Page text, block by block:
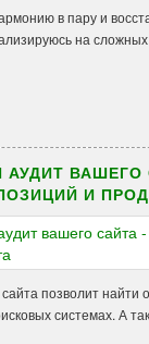
в пару и
на сложных
ВАШЕГО
И
позволит
системах. А